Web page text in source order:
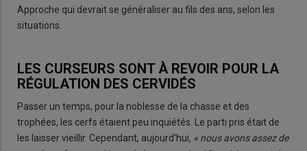
Approche qui devrait se généraliser au fils des ans, selon les
situations.
LES CURSEURS SONT À REVOIR POUR LA
RÉGULATION DES CERVIDÉS
Passer un temps, pour la noblesse de la chasse et des
trophées, les cerfs étaient peu inquiétés. Le parti pris était de
les laisser vieillir. Cependant, aujourd'hui, « nous avons assez de